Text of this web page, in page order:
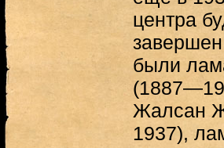
центра
были
Жалсан
1937),